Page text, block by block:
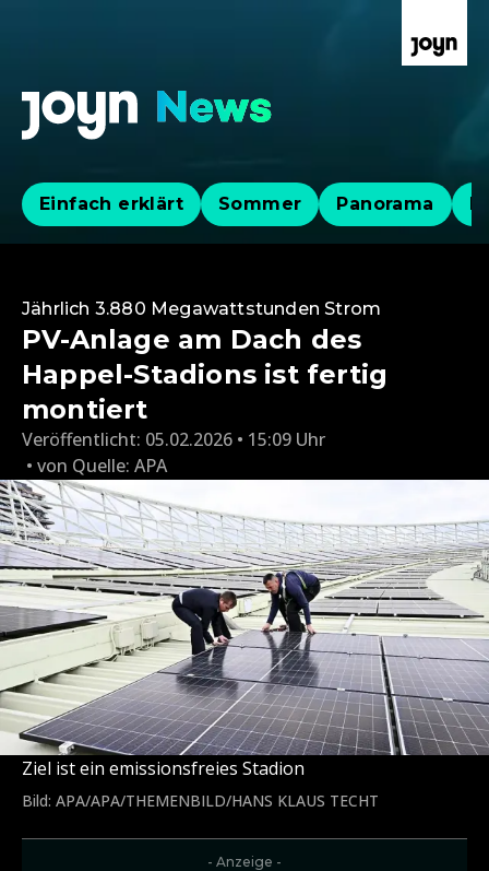
Einfach erklärt Sommer Panorama
Jährlich 3.880 Megawattstunden Strom
PV-Anlage am Dach des
Happel-Stadions ist fertig
montiert
Veröffentlicht: 05.02.2026 • 15:09 Uhr
von Quelle: APA
Ziel ist ein emissionsfreies Stadion
Bild: APA/APA/THEMENBILD/HANS KLAUS TECHT
- Anzeige -